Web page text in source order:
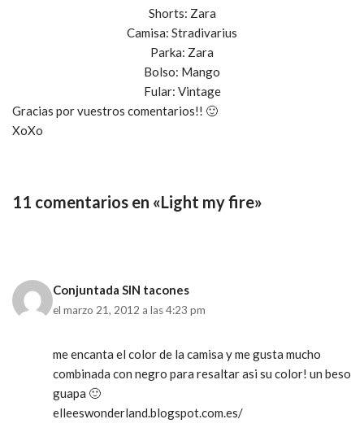
Shorts: Zara
Camisa: Stradivarius
Parka: Zara
Bolso: Mango
Fular: Vintage
Gracias por vuestros comentarios!! 🙂
XoXo
11 comentarios en «Light my fire»
Conjuntada SIN tacones
el marzo 21, 2012 a las 4:23 pm
me encanta el color de la camisa y me gusta mucho
combinada con negro para resaltar asi su color! un beso
guapa 🙂
elleeswonderland.blogspot.com.es/